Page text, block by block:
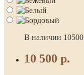
В наличии 10500
10 500 р.